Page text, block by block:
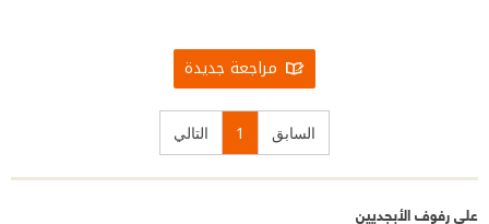
مراجعة جديدة
السابق 1 التالي
على رفوف الأبجديين